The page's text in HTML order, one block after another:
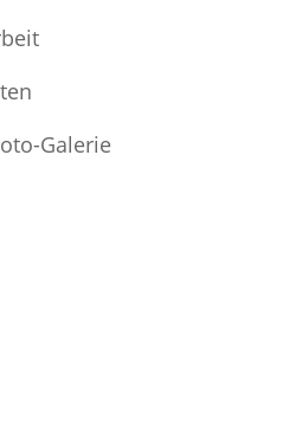
Galerie